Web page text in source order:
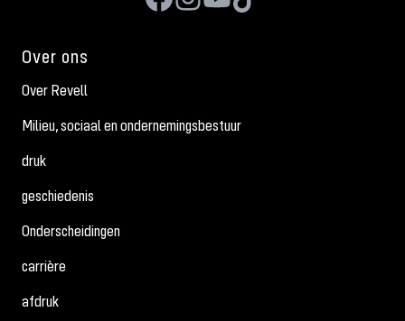
Over ons
Over Revell
Milieu, sociaal en ondernemingsbestuur
druk
geschiedenis
Onderscheidingen
carrière
afdruk